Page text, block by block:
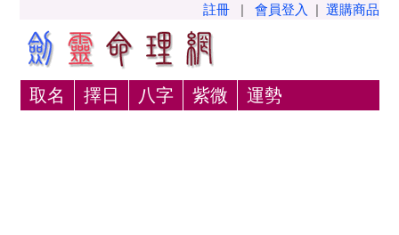
註冊 | 會員登入 | 選購商品
取名 擇日 八字 紫微 運勢